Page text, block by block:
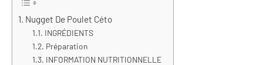
Nugget De Poulet Céto
INGRÉDIENTS
Préparation
INFORMATION NUTRITIONNELLE